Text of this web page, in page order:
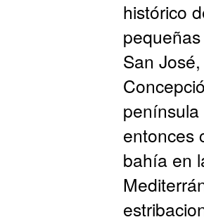
histórico
San
entonces
bahía en